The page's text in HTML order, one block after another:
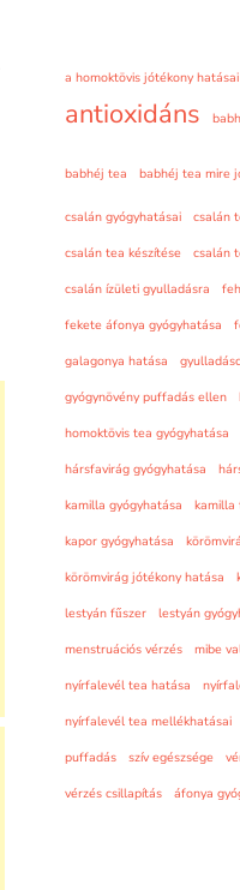
a homoktövis jótékony
antioxidáns
babhéj tea babhéj tea mire
csalán gyógyhatásai
csalán
csalán tea készítése
csalán
csalán ízületi gyulladásra
fekete áfonya gyógyhatása
galagonya hatása
gyógynövény puffadás ellen
homoktövis tea gyógyhatása
hársfavirág gyógyhatása
kamilla gyógyhatása
kamilla
kapor gyógyhatása
körömvirág jótékony hatása
lestyán fűszer
lestyán
menstruációs vérzés
mibe
nyírfalevél tea hatása
nyírfalevél tea mellékhatásai
puffadás
szív egészsége
vérzés csillapítás
áfonya